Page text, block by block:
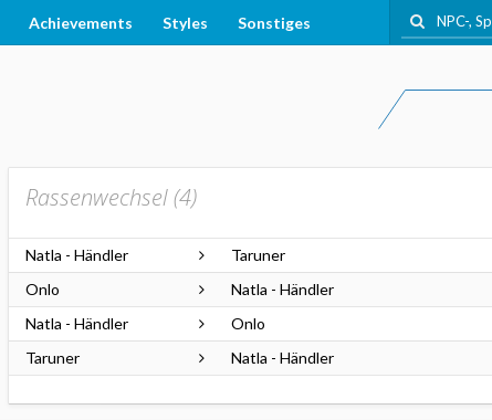
Achievements Styles Sonstiges
Rassenwechsel (4)
Natla - Händler Taruner
Onlo
Natla - Händler
Natla - Händler
Onlo
Taruner
Natla - Händler